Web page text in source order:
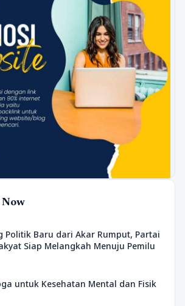
Politik Baru dari Akar Rumput, Partai
Siap Melangkah Menuju Pemilu
untuk Kesehatan Mental dan Fisik